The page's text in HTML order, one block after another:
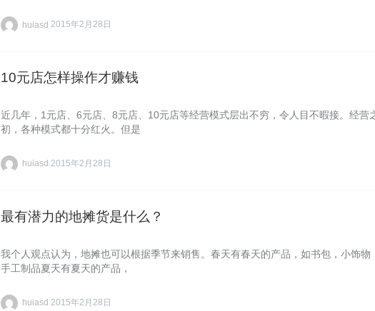
huiasd 2015年2月28日
10元店怎样操作才赚钱
近几年，1元店、6元店、8元店、10元店等经营模式层出不穷，令人目不暇接。经营
初，各种模式都十分红火。但是
huiasd 2015年2月28日
最有潜力的地摊货是什么？
我个人观点认为，地摊也可以根据季节来销售。春天有春天的产品，如书包，小饰物
手工制品夏天有夏天的产品，
huiasd 2015年2月28日